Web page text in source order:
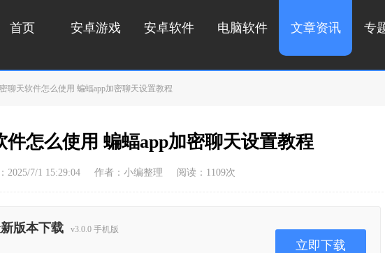
首页 安卓游戏 安卓软件 电脑软件 文章资讯 专
聊天软件怎么使用 蝙蝠app加密聊天设置教程
件怎么使用 蝙蝠app加密聊天设置教程
2025/7/1 15:29:04 作者：小编整理 阅读： 1109次
版本下载 v3.0.0 手机版
立即下载